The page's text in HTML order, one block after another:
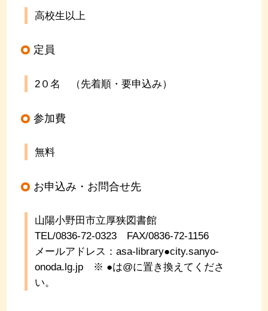
高校生以上
定員
2０名 （先着順・要申込み）
参加費
無料
お申込み・お問合せ先
山陽小野田市立厚狭図書館
TEL/0836-72-0323
FAX/0836-72-1156
メールアドレス：asa-library●city.sanyo-
onoda.lg.jp ※ ●は@に置き換えてくださ
い。